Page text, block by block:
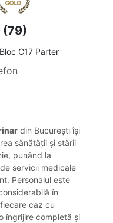
(79)
C17 Parter
din București își
sănătății și stării
punând la
servicii medicale
Personalul este
în
caz cu
îngrijire completă și